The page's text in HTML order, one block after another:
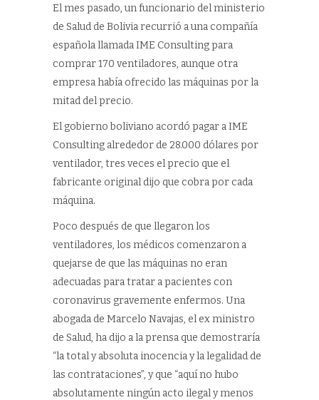
El mes pasado, un funcionario del ministerio
de Salud de Bolivia recurrió a una compañía
española llamada IME Consulting para
comprar 170 ventiladores, aunque otra
empresa había ofrecido las máquinas por la
mitad del precio.
El gobierno boliviano acordó pagar a IME
Consulting alrededor de 28.000 dólares por
ventilador, tres veces el precio que el
fabricante original dijo que cobra por cada
máquina.
Poco después de que llegaron los
ventiladores, los médicos comenzaron a
quejarse de que las máquinas no eran
adecuadas para tratar a pacientes con
coronavirus gravemente enfermos. Una
abogada de Marcelo Navajas, el ex ministro
de Salud, ha dijo a la prensa que demostraría
“la total y absoluta inocencia y la legalidad de
las contrataciones”, y que “aquí no hubo
absolutamente ningún acto ilegal y menos